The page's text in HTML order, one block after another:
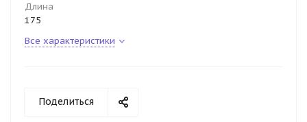
Длина
175
Все характеристики
Поделиться